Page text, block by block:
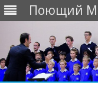
Поющий